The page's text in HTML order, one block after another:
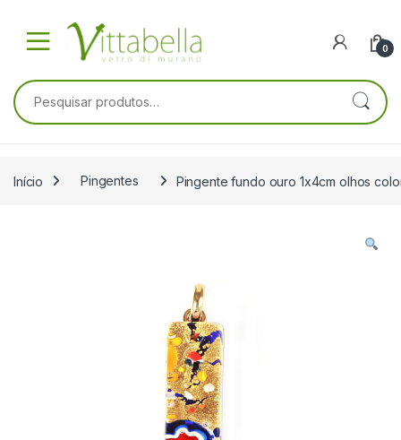
0
Pesquisar por:
Início Pingentes Pingente fundo ouro 1x4cm olhos